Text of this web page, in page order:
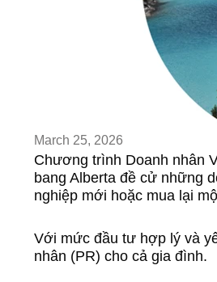
March 25, 2026
Chương trình Doanh nhân
bang Alberta đề cử những
nghiệp mới hoặc mua lại
Với mức đầu tư hợp lý và
nhân (PR) cho cả gia đình.